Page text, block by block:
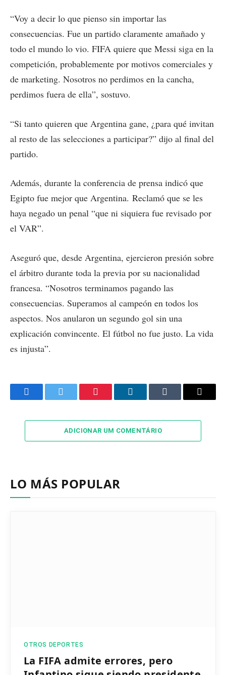
“Voy a decir lo que pienso sin importar las
consecuencias. Fue un partido claramente amañado y
todo el mundo lo vio. FIFA quiere que Messi siga en la
competición, probablemente por motivos comerciales y
de marketing. Nosotros no perdimos en la cancha,
perdimos fuera de ella”, sostuvo.
“Si tanto quieren que Argentina gane, ¿para qué invitan
al resto de las selecciones a participar?” dijo al final del
partido.
Además, durante la conferencia de prensa indicó que
Egipto fue mejor que Argentina. Reclamó que se les
haya negado un penal “que ni siquiera fue revisado por
el VAR”.
Aseguró que, desde Argentina, ejercieron presión sobre
el árbitro durante toda la previa por su nacionalidad
francesa. “Nosotros terminamos pagando las
consecuencias. Superamos al campeón en todos los
aspectos. Nos anularon un segundo gol sin una
explicación convincente. El fútbol no fue justo. La vida
es injusta”.
FacebookTwitter Pinterest LinkedInTumblr Email
ADICIONAR UM COMENTÁRIO
LO MÁS POPULAR
OTROS DEPORTES
La FIFA admite errores, pero